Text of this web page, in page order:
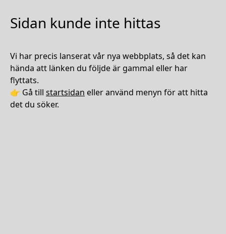
Sidan kunde inte hittas
Vi har precis lanserat vår nya webbplats, så det kan
hända att länken du följde är gammal eller har
flyttats.
👉 Gå till startsidan eller använd menyn för att hitta
det du söker.